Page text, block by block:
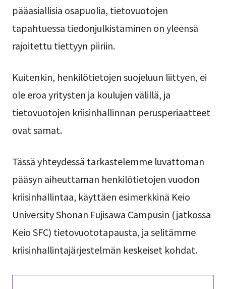
pääasiallisia osapuolia, tietovuotojen
tapahtuessa tiedonjulkistaminen on yleensä
rajoitettu tiettyyn piiriin.
Kuitenkin, henkilötietojen suojeluun liittyen, ei
ole eroa yritysten ja koulujen välillä, ja
tietovuotojen kriisinhallinnan perusperiaatteet
ovat samat.
Tässä yhteydessä tarkastelemme luvattoman
pääsyn aiheuttaman henkilötietojen vuodon
kriisinhallintaa, käyttäen esimerkkinä Keio
University Shonan Fujisawa Campusin (jatkossa
Keio SFC) tietovuototapausta, ja selitämme
kriisinhallintajärjestelmän keskeiset kohdat.